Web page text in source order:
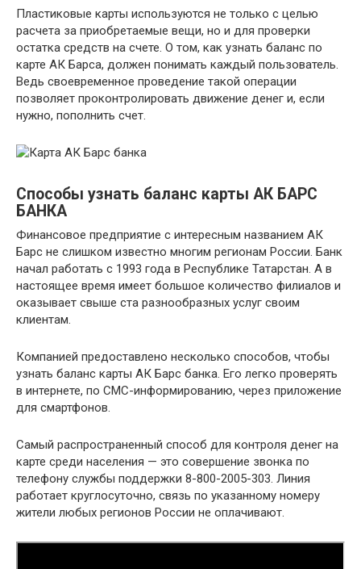
Пластиковые карты используются не только с целью
расчета за приобретаемые вещи, но и для проверки
остатка средств на счете. О том, как узнать баланс по
карте АК Барса, должен понимать каждый пользователь.
Ведь своевременное проведение такой операции
позволяет проконтролировать движение денег и, если
нужно, пополнить счет.
Способы узнать баланс карты АК БАРС
БАНКА
Финансовое предприятие с интересным названием АК
Барс не слишком известно многим регионам России. Банк
начал работать с 1993 года в Республике Татарстан. А в
настоящее время имеет большое количество филиалов и
оказывает свыше ста разнообразных услуг своим
клиентам.
Компанией предоставлено несколько способов, чтобы
узнать баланс карты АК Барс банка. Его легко проверять
в интернете, по СМС-информированию, через приложение
для смартфонов.
Самый распространенный способ для контроля денег на
карте среди населения — это совершение звонка по
телефону службы поддержки 8-800-2005-303. Линия
работает круглосуточно, связь по указанному номеру
жители любых регионов России не оплачивают.